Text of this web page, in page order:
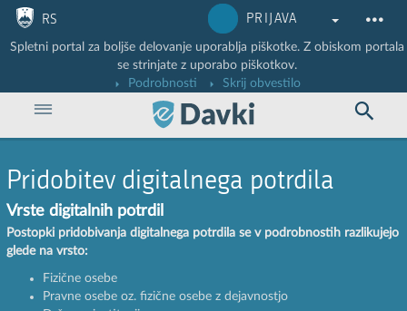
Nadaljuj na vsebino
Nadaljuj na vsebino zaprtega portala
RS PRIJAVA
Spletni portal za boljše delovanje uporablja piškotke. Z obiskom portala
se strinjate z uporabo piškotkov.
Podrobnosti
Skrij obvestilo
Pridobitev digitalnega potrdila
Vrste digitalnih potrdil
Postopki pridobivanja digitalnega potrdila se v podrobnostih razlikujejo
glede na vrsto:
Fizične osebe
Pravne osebe oz. fizične osebe z dejavnostjo